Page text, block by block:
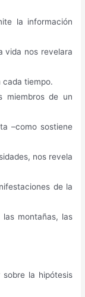
la información
vida nos revelara
cada tiempo.
miembros de un
–como sostiene
nos revela
de la
montañas, las
sobre la hipótesis